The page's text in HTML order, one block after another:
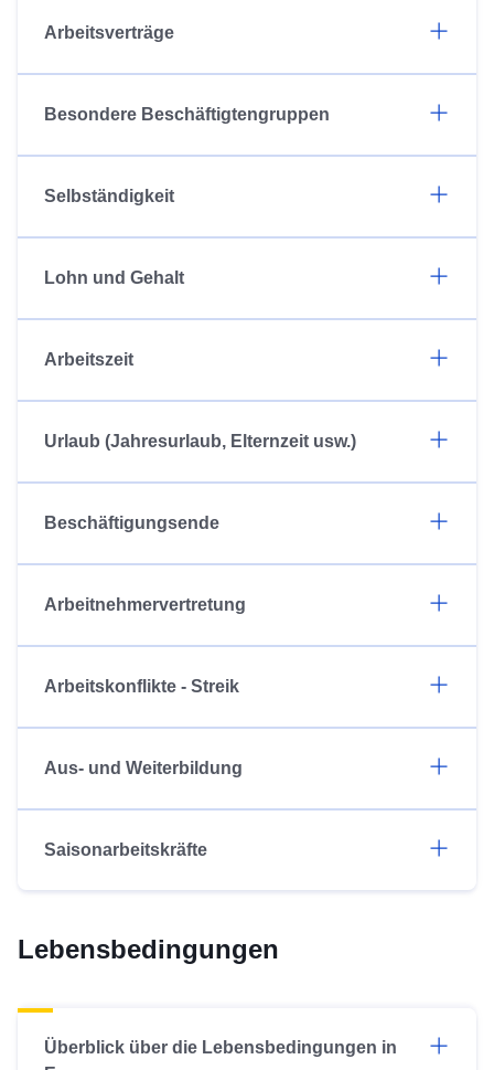
Arbeitsverträge
Besondere Beschäftigtengruppen
Selbständigkeit
Lohn und Gehalt
Arbeitszeit
Urlaub (Jahresurlaub, Elternzeit usw.)
Beschäftigungsende
Arbeitnehmervertretung
Arbeitskonflikte - Streik
Aus- und Weiterbildung
Saisonarbeitskräfte
Lebensbedingungen
Überblick über die Lebensbedingungen in